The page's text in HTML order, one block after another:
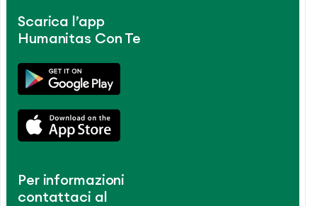
Scarica l’app
Humanitas Con Te
Per informazioni
contattaci al